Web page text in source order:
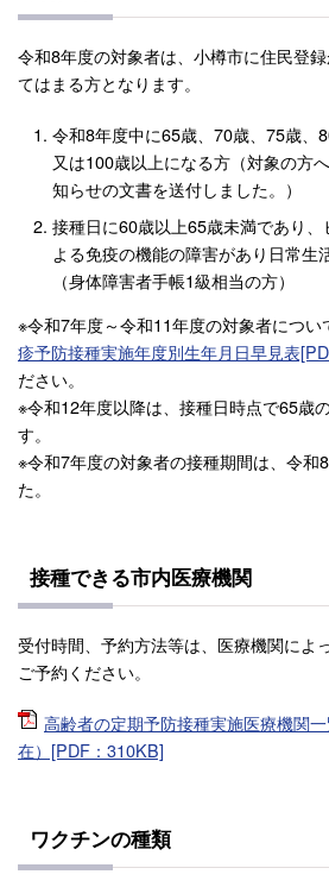
令和8年度の対象者は、小樽市に住民登
てはまる方となります。
令和8年度中に65歳、70歳、75歳、
又は100歳以上になる方（対象の方
知らせの文書を送付しました。）
接種日に60歳以上65歳未満であり
よる免疫の機能の障害があり日常生
（身体障害者手帳1級相当の方）
※令和7年度～令和11年度の対象者につい
疹予防接種実施年度別生年月日早見表
ださい。
※令和12年度以降は、接種日時点で65歳
す。
※令和7年度の対象者の接種期間は、令和
た。
接種できる市内医療機関
受付時間、予約方法等は、医療機関によ
ご予約ください。
高齢者の定期予防接種実施医療機関
在）[PDF：310KB]
ワクチンの種類